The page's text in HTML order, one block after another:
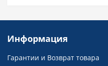
Информация
Гарантии и Возврат товара